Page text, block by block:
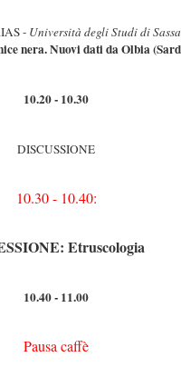
- Università degli Studi di
nera. Nuovi dati da Olbia
10.20 - 10.30
DISCUSSIONE
10.30 - 10.40:
Etruscologia
10.40 - 11.00
Pausa caffè